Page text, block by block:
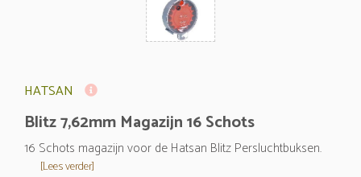
HATSAN
Blitz 7,62mm Magazijn 16 Schots
16 Schots magazijn voor de Hatsan Blitz Persluchtbuksen.
[Lees verder]